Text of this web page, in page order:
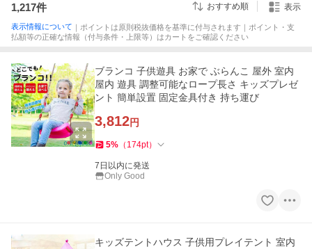
1,217件 おすすめ順 表示
表示情報について ｜ポイントは原則税抜価格を基準に付与されます｜ポイント・支
払額等の正確な情報（付与条件・上限等）はカートをご確認ください
ブランコ 子供遊具 お家で ぶらんこ 屋外 室内
屋内 遊具 調整可能なロープ長さ キッズプレゼ
ント 簡単設置 固定金具付き 持ち運び
3,812円
5% （ 174pt）
7日以内に発送
Only Good
キッズテントハウス 子供用プレイテント 室内